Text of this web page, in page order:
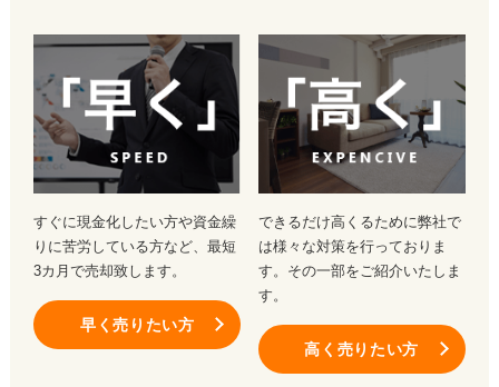
すぐに現金化したい方や資金繰
りに苦労している方など、最短
3カ月で売却致します。
早く売りたい方
できるだけ高くるために弊社で
は様々な対策を行っておりま
す。その一部をご紹介いたしま
す。
高く売りたい方